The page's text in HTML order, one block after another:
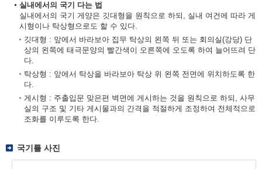
실내에서의 국기 다는 법
실내에서의 국기 게양은 깃대형을 원칙으로 하되, 실내 여건에 따라 게
시형이나 탁상형으로도 할 수 있다.
깃대형 : 앞에서 바라보아 집무 탁상의 왼쪽 뒤 또는 회의실(강당) 단
상의 왼쪽에 태극문양의 빨간색이 오른쪽에 오도록 하여 늘어뜨려 단
다.
탁상형 : 앞에서 탁상을 바라보아 탁상 위 왼쪽 전면에 위치하도록 한
다.
게시형 : 주출입문 맞은편 벽면에 게시하는 것을 원칙으로 하되, 사무
실의 구조 및 기타 게시물과의 간격을 적절하게 조정하여 전체적으로
조화를 이루도록 한다.
국기틀 사진